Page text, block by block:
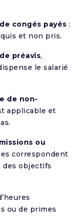
congés payés :
et non pris.
préavis,
le salarié
de non-
applicable et
ou
correspondent
des objectifs
ou de primes